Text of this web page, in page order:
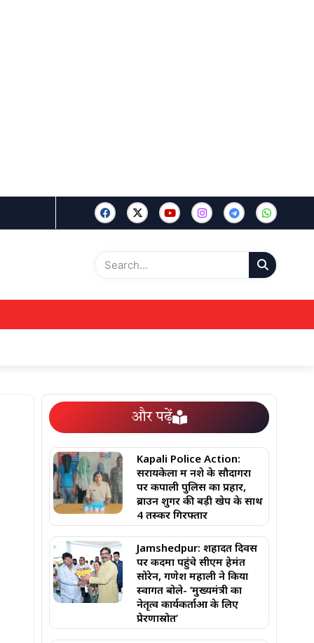
और पढ़ें
Kapali Police Action:
सरायकेला में नशे के सौदागरों
पर कपाली पुलिस का प्रहार,
ब्राउन शुगर की बड़ी खेप के साथ
4 तस्कर गिरफ्तार
Jamshedpur: शहादत दिवस
पर कदमा पहुंचे सीएम हेमंत
सोरेन, गणेश महाली ने किया
स्वागत बोले- ‘मुख्यमंत्री का
नेतृत्व कार्यकर्ताओं के लिए
प्रेरणास्रोत’